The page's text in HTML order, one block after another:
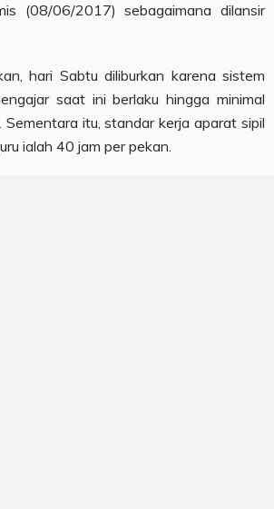
(08/06/2017) sebagaimana dilansir
hari Sabtu diliburkan karena sistem
saat ini berlaku hingga minimal
Sementara itu, standar kerja aparat sipil
ialah 40 jam per pekan.